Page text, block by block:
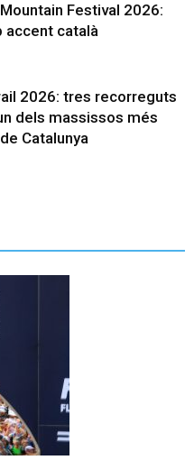
Festival 2026:
accent català
2026: tres recorreguts
dels massissos més
Catalunya